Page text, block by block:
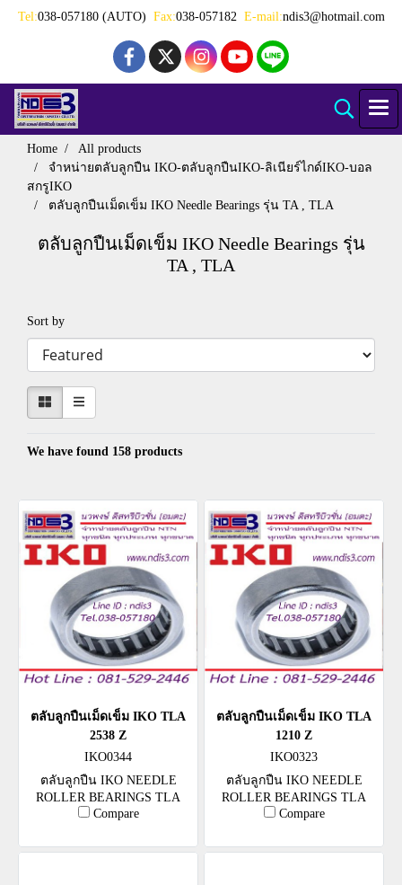
Tel:038-057180 (AUTO) Fax:038-057182 E-mail:ndis3@hotmail.com
Home
All products
จำหน่ายตลับลูกปืน IKO-ตลับลูกปืนIKO-ลิเนียร์ไกด์IKO-บอล
สกรูIKO
ตลับลูกปืนเม็ดเข็ม IKO Needle Bearings รุ่น TA , TLA
ตลับลูกปืนเม็ดเข็ม IKO Needle Bearings รุ่น
TA , TLA
Sort by
We have found 158 products
ตลับลูกปืนเม็ดเข็ม IKO TLA
2538 Z
IKO0344
ตลับลูกปืน IKO NEEDLE
ROLLER BEARINGS TLA
2538 Z
Compare
ตลับลูกปืนเม็ดเข็ม IKO TLA
1210 Z
IKO0323
ตลับลูกปืน IKO NEEDLE
ROLLER BEARINGS TLA
1210 Z
Compare